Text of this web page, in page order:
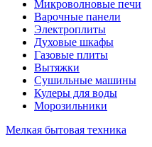
Микроволновые печи
Варочные панели
Электроплиты
Духовые шкафы
Газовые плиты
Вытяжки
Сушильные машины
Кулеры для воды
Морозильники
Мелкая бытовая техника